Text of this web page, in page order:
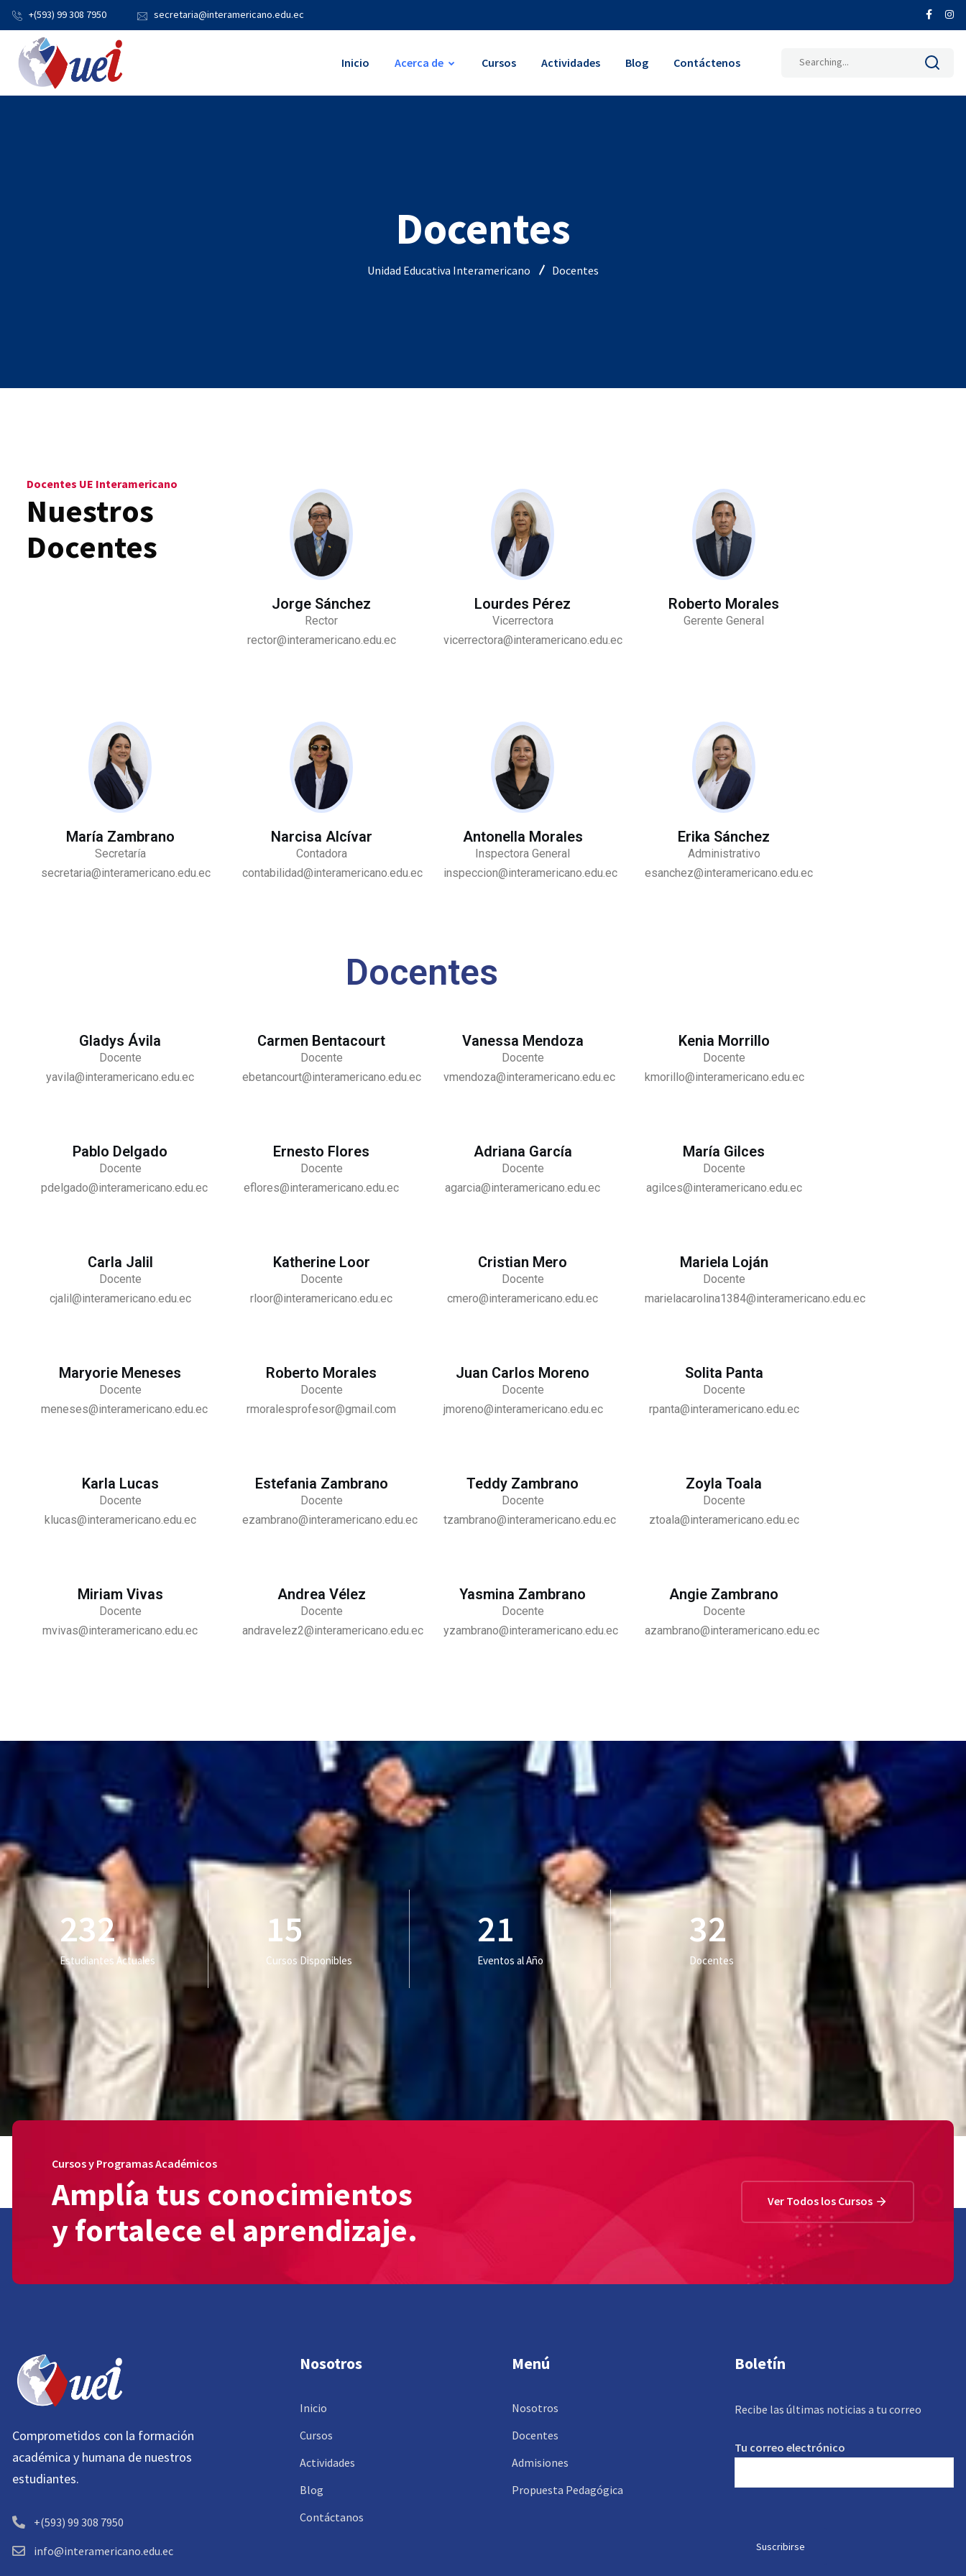
+(593) 99 308 7950 secretaria@interamericano.edu.ec
Inicio Acerca de Cursos Actividades Blog Contáctenos
Docentes
Unidad Educativa Interamericano Docentes
Docentes UE Interamericano
Nuestros
Docentes
Jorge Sánchez
Rector
rector@interamericano.edu.ec
Lourdes Pérez
Vicerrectora
vicerrectora@interamericano.edu.ec
Roberto Morales
Gerente General
María Zambrano
Secretaría
secretaria@interamericano.edu.ec
Narcisa Alcívar
Contadora
contabilidad@interamericano.edu.ec
Antonella Morales
Inspectora General
inspeccion@interamericano.edu.ec
Erika Sánchez
Administrativo
esanchez@interamericano.edu.ec
Docentes
Gladys Ávila
Docente
yavila@interamericano.edu.ec
Carmen Bentacourt
Docente
ebetancourt@interamericano.edu.ec
Vanessa Mendoza
Docente
vmendoza@interamericano.edu.ec
Kenia Morrillo
Docente
kmorillo@interamericano.edu.ec
Pablo Delgado
Docente
pdelgado@interamericano.edu.ec
Ernesto Flores
Docente
eflores@interamericano.edu.ec
Adriana García
Docente
agarcia@interamericano.edu.ec
María Gilces
Docente
agilces@interamericano.edu.ec
Carla Jalil
Docente
cjalil@interamericano.edu.ec
Katherine Loor
Docente
rloor@interamericano.edu.ec
Cristian Mero
Docente
cmero@interamericano.edu.ec
Mariela Loján
Docente
marielacarolina1384@interamericano.edu.ec
Maryorie Meneses
Docente
meneses@interamericano.edu.ec
Roberto Morales
Docente
rmoralesprofesor@gmail.com
Juan Carlos Moreno
Docente
jmoreno@interamericano.edu.ec
Solita Panta
Docente
rpanta@interamericano.edu.ec
Karla Lucas
Docente
klucas@interamericano.edu.ec
Estefania Zambrano
Docente
ezambrano@interamericano.edu.ec
Teddy Zambrano
Docente
tzambrano@interamericano.edu.ec
Zoyla Toala
Docente
ztoala@interamericano.edu.ec
Miriam Vivas
Docente
mvivas@interamericano.edu.ec
Andrea Vélez
Docente
andravelez2@interamericano.edu.ec
Yasmina Zambrano
Docente
yzambrano@interamericano.edu.ec
Angie Zambrano
Docente
azambrano@interamericano.edu.ec
232
Estudiantes Actuales
15
Cursos Disponibles
21
Eventos al Año
32
Docentes
Cursos y Programas Académicos
Amplía tus conocimientos
y fortalece el aprendizaje.
Ver Todos los Cursos
Comprometidos con la formación
académica y humana de nuestros
estudiantes.
+(593) 99 308 7950
info@interamericano.edu.ec
Nosotros
Inicio
Cursos
Actividades
Blog
Contáctanos
Menú
Nosotros
Docentes
Admisiones
Propuesta Pedagógica
Boletín
Recibe las últimas noticias a tu correo
Tu correo electrónico